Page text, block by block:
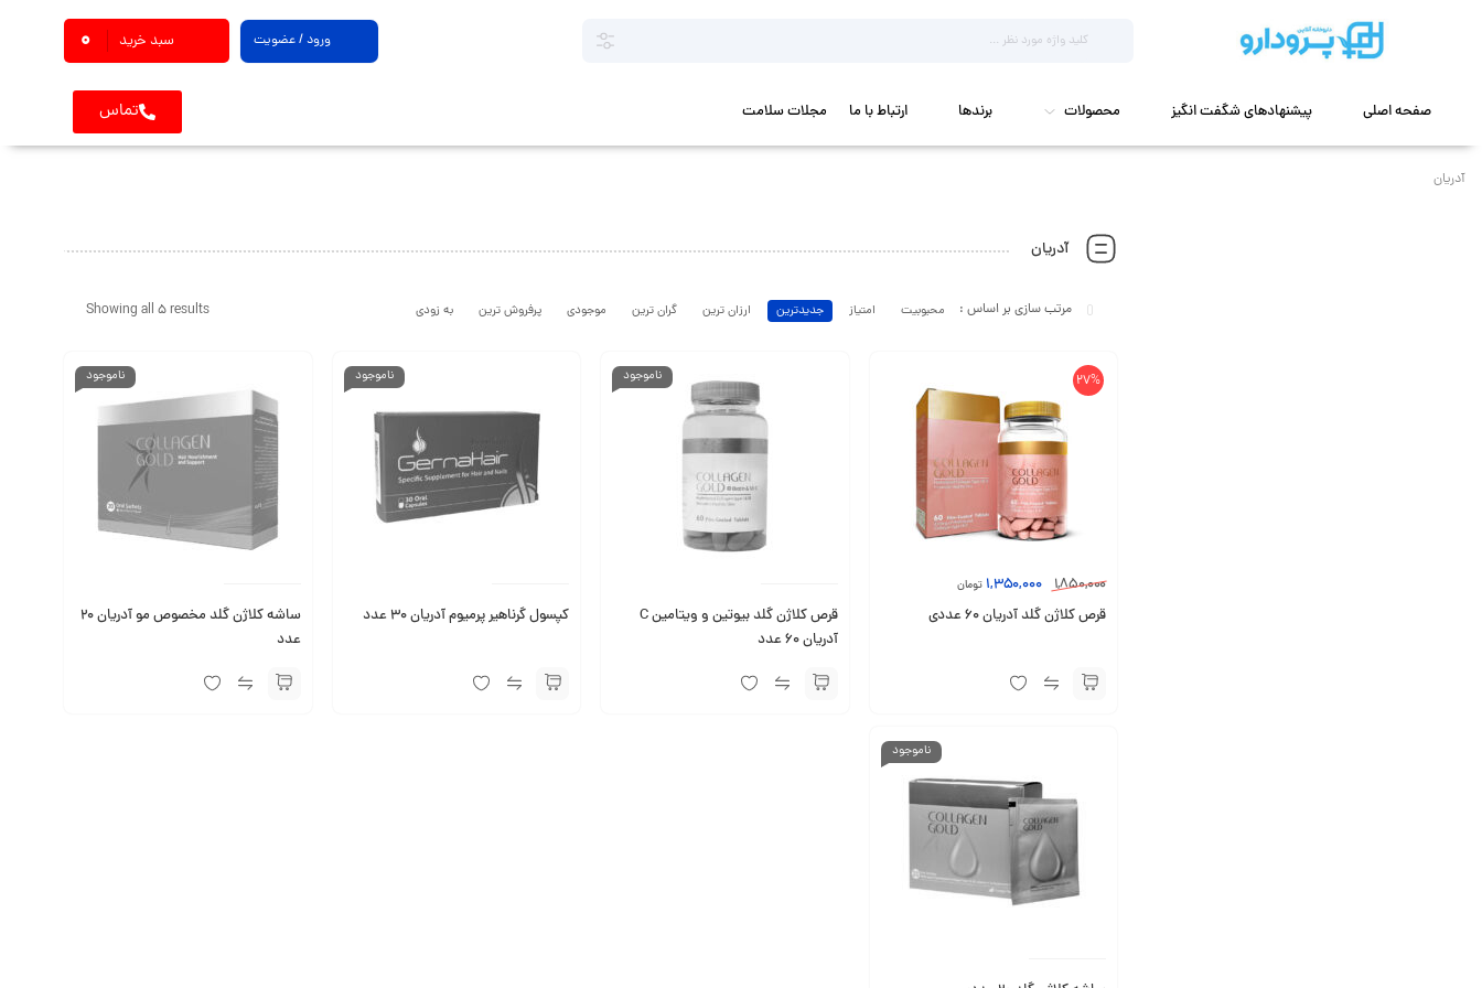
ورود / عضویت سبد خرید 0
صفحه اصلی پیشنهادهای شگفت انگیز محصولات برندها ارتباط با ما مجلات سلامت تماس
آدریان
آدریان
Showing all 5 results محبوبیت امتیاز جدیدترین ارزان ترین گران ترین موجودی پرفروش ترین به زودی
27%
1,850,000
1,350,000 تومان
قرص کلاژن گلد آدریان 60 عددی
ناموجود
قرص کلاژن گلد بیوتین و ویتامین C
آدریان 60 عدد
ناموجود
کپسول گرناهیر پرمیوم آدریان 30 عدد
ناموجود
ساشه کلاژن گلد مخصوص مو آدریان 20
عدد
ناموجود